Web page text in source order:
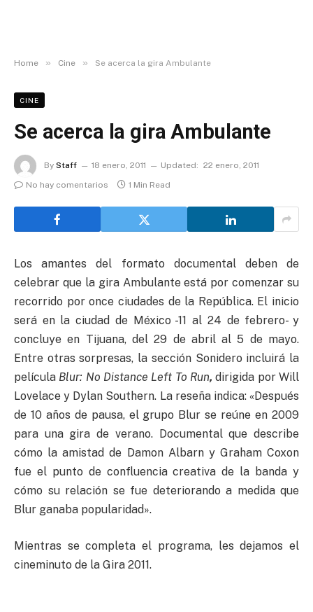
Home » Cine » Se acerca la gira Ambulante
CINE
Se acerca la gira Ambulante
By Staff 18 enero, 2011 Updated: 22 enero, 2011
No hay comentarios
1 Min Read
Los amantes del formato documental deben de
celebrar que la gira Ambulante está por comenzar su
recorrido por once ciudades de la República. El inicio
será en la ciudad de México -11 al 24 de febrero- y
concluye en Tijuana, del 29 de abril al 5 de mayo.
Entre otras sorpresas, la sección Sonidero incluirá la
película Blur: No Distance Left To Run,dirigida por Will
Lovelace y Dylan Southern. La reseña indica: «Después
de 10 años de pausa, el grupo Blur se reúne en 2009
para una gira de verano. Documental que describe
cómo la amistad de Damon Albarn y Graham Coxon
fue el punto de confluencia creativa de la banda y
cómo su relación se fue deteriorando a medida que
Blur ganaba popularidad».
Mientras se completa el programa, les dejamos el
cineminuto de la Gira 2011.